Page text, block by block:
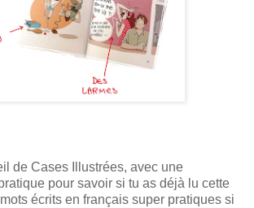
de Cases Illustrées, avec une
pour savoir si tu as déjà lu cette
écrits en français super pratiques si